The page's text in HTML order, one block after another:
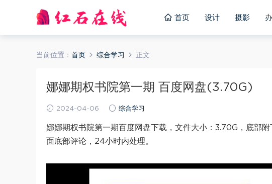
首页 设计 摄影
当前位置： 首页 综合学习 正文
娜娜期权书院第一期 百度网盘(3.70G)
2024-04-06 综合学习
娜娜期权书院第一期百度网盘下载，文件大小：3.70G，底部
面底部评论，24小时内处理。